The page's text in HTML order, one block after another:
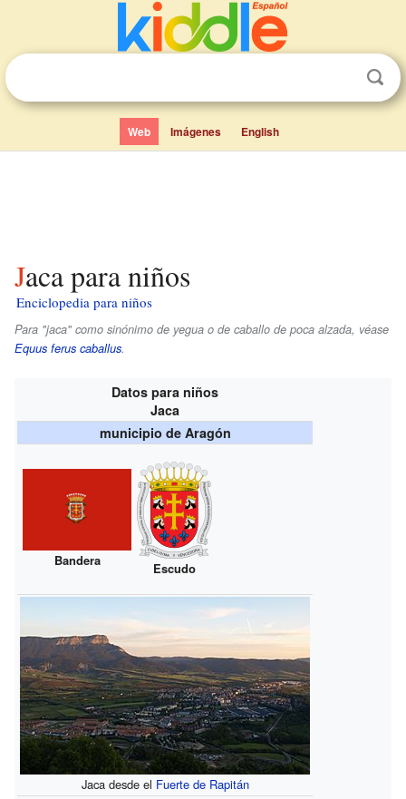
Web Imágenes English
Jaca para niños
Enciclopedia para niños
Para "jaca" como sinónimo de yegua o de caballo de poca alzada, véase
Equus ferus caballus.
Datos para niños
Jaca
municipio de Aragón
Bandera Escudo
Jaca desde el Fuerte de Rapitán